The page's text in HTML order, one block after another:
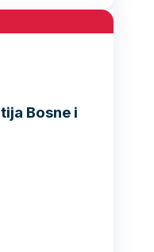
Bosne i